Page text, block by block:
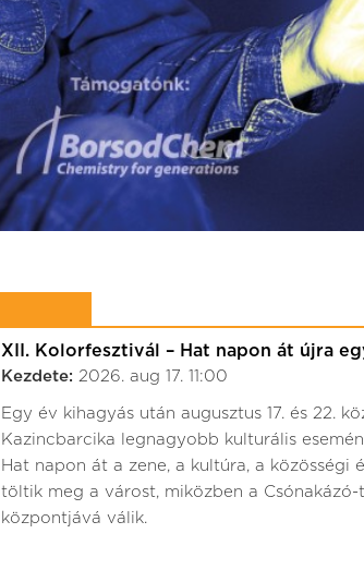
XII. Kolorfesztivál – Hat napon át újra
Kezdete: 2026. aug 17. 11:00
Egy év kihagyás után augusztus 17. és 22.
Kazincbarcika legnagyobb kulturális
Hat napon át a zene, a kultúra, a közösségi
töltik meg a várost, miközben a Csónakázó-
központjává válik.